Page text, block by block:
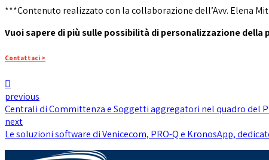
***Contenuto realizzato con la collaborazione dell’Avv. Elena
Vuoi sapere di più sulle possibilità di personalizzazione
Contattaci >
previous
Centrali di Committenza e Soggetti aggregatori nel quadro del
next
Le soluzioni software di Venicecom, PRO-Q e KronosApp,